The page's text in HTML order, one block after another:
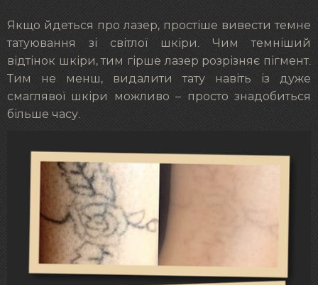
Якщо йдеться про лазер, простіше вивести темне
татуювання зі світлої шкіри. Чим темніший
відтінок шкіри, тим гірше лазер розрізняє пігмент.
Тим не менш, видалити тату навіть із дуже
смаглявої шкіри можливо – просто знадобиться
більше часу.